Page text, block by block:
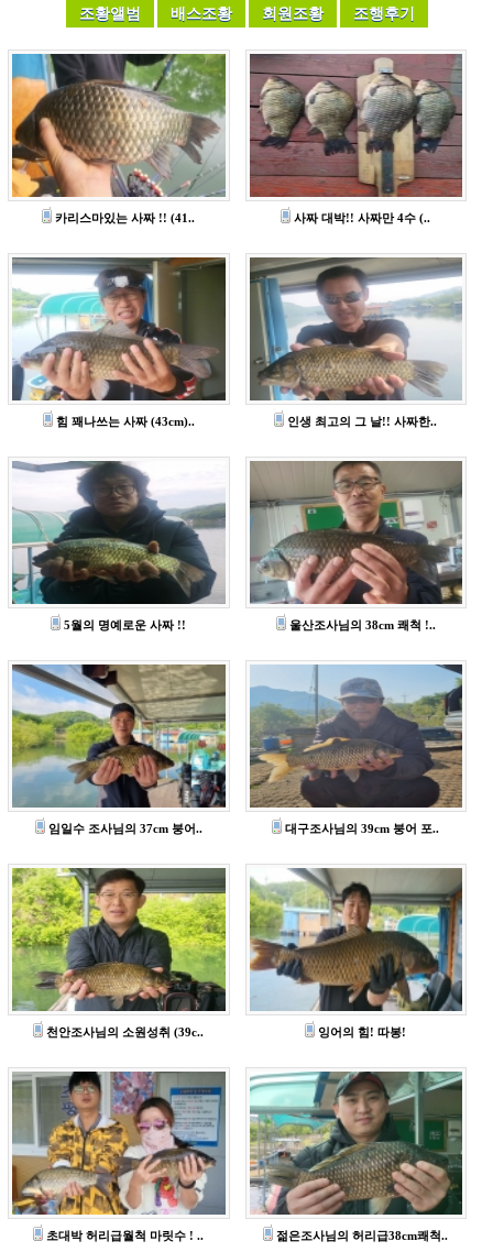
카리스마있는 사짜 !! (41.. 사짜 대박!! 사짜만 4수 (..
힘 꽤나쓰는 사짜 (43cm).. 인생 최고의 그 날!! 사짜한..
5월의 명예로운 사짜 !! 울산조사님의 38cm 쾌척 !..
임일수 조사님의 37cm 붕어.. 대구조사님의 39cm 붕어 포..
천안조사님의 소원성취 (39c.. 잉어의 힘! 따봉!
초대박 허리급월척 마릿수 ! .. 젊은조사님의 허리급38cm쾌척..